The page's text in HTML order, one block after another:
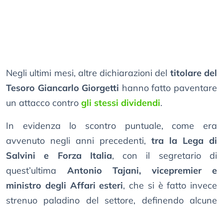
Negli ultimi mesi, altre dichiarazioni del titolare del
Tesoro Giancarlo Giorgetti hanno fatto paventare
un attacco contro gli stessi dividendi.
In evidenza lo scontro puntuale, come era
avvenuto negli anni precedenti, tra la Lega di
Salvini e Forza Italia, con il segretario di
quest’ultima Antonio Tajani, vicepremier e
ministro degli Affari esteri, che si è fatto invece
strenuo paladino del settore, definendo alcune